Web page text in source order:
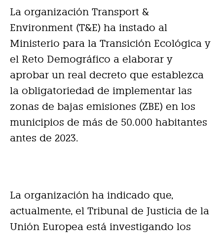
La organización Transport &
Environment (T&E) ha instado al
Ministerio para la Transición Ecológica y
el Reto Demográfico a elaborar y
aprobar un real decreto que establezca
la obligatoriedad de implementar las
zonas de bajas emisiones (ZBE) en los
municipios de más de 50.000 habitantes
antes de 2023.
La organización ha indicado que,
actualmente, el Tribunal de Justicia de la
Unión Europea está investigando los